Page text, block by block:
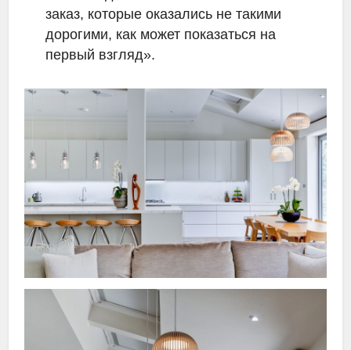
заказ, которые оказались не такими
дорогими, как может показаться на
первый взгляд».